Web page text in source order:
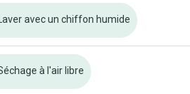
Laver avec un chiffon humide
à l'air libre